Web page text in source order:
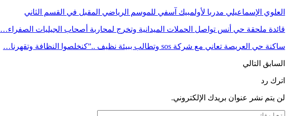
العلوي الإسماعيلي مدربا لأولمبيك آسفي للموسم الرياضي المقبل في القسم الثاني
قائدة ملحقة حي أنس تواصل الحملات الميدانية وتخرج لمحاربة أصحاب الجيليات الصفراء…
ساكنة حي العريصة تعاني مع شركة sos وتطالب ببيئة نظيف ..”كنخلصوا النظافة وتقهرنا…
السابق التالي
اترك رد
لن يتم نشر عنوان بريدك الإلكتروني.